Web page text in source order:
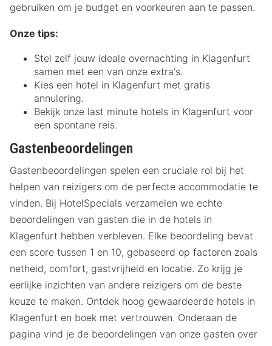
gebruiken om je budget en voorkeuren aan te passen.
Onze tips:
Stel zelf jouw ideale overnachting in Klagenfurt
samen met een van onze extra's.
Kies een hotel in Klagenfurt met gratis
annulering.
Bekijk onze last minute hotels in Klagenfurt voor
een spontane reis.
Gastenbeoordelingen
Gastenbeoordelingen spelen een cruciale rol bij het
helpen van reizigers om de perfecte accommodatie te
vinden. Bij HotelSpecials verzamelen we echte
beoordelingen van gasten die in de hotels in
Klagenfurt hebben verbleven. Elke beoordeling bevat
een score tussen 1 en 10, gebaseerd op factoren zoals
netheid, comfort, gastvrijheid en locatie. Zo krijg je
eerlijke inzichten van andere reizigers om de beste
keuze te maken. Ontdek hoog gewaardeerde hotels in
Klagenfurt en boek met vertrouwen. Onderaan de
pagina vind je de beoordelingen van onze gasten over